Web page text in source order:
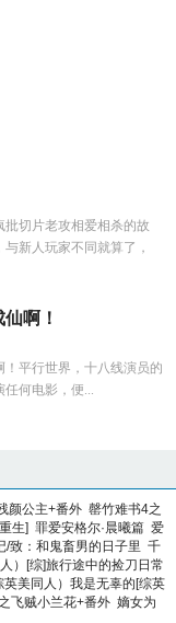
切片老攻相爱相杀的故
新人玩家不同就算了，
啊！
平行世界，十八线演员的
何电影，便...
颜公主+番外 罄竹难书4之
生] 罪爱安格尔·晨曦篇 爱
/致：和鬼畜男的日子里 千
人）[综]旅行途中的捡刀日常
英美同人）我是无辜的[综英
飞贼小兰花+番外 嫡女为